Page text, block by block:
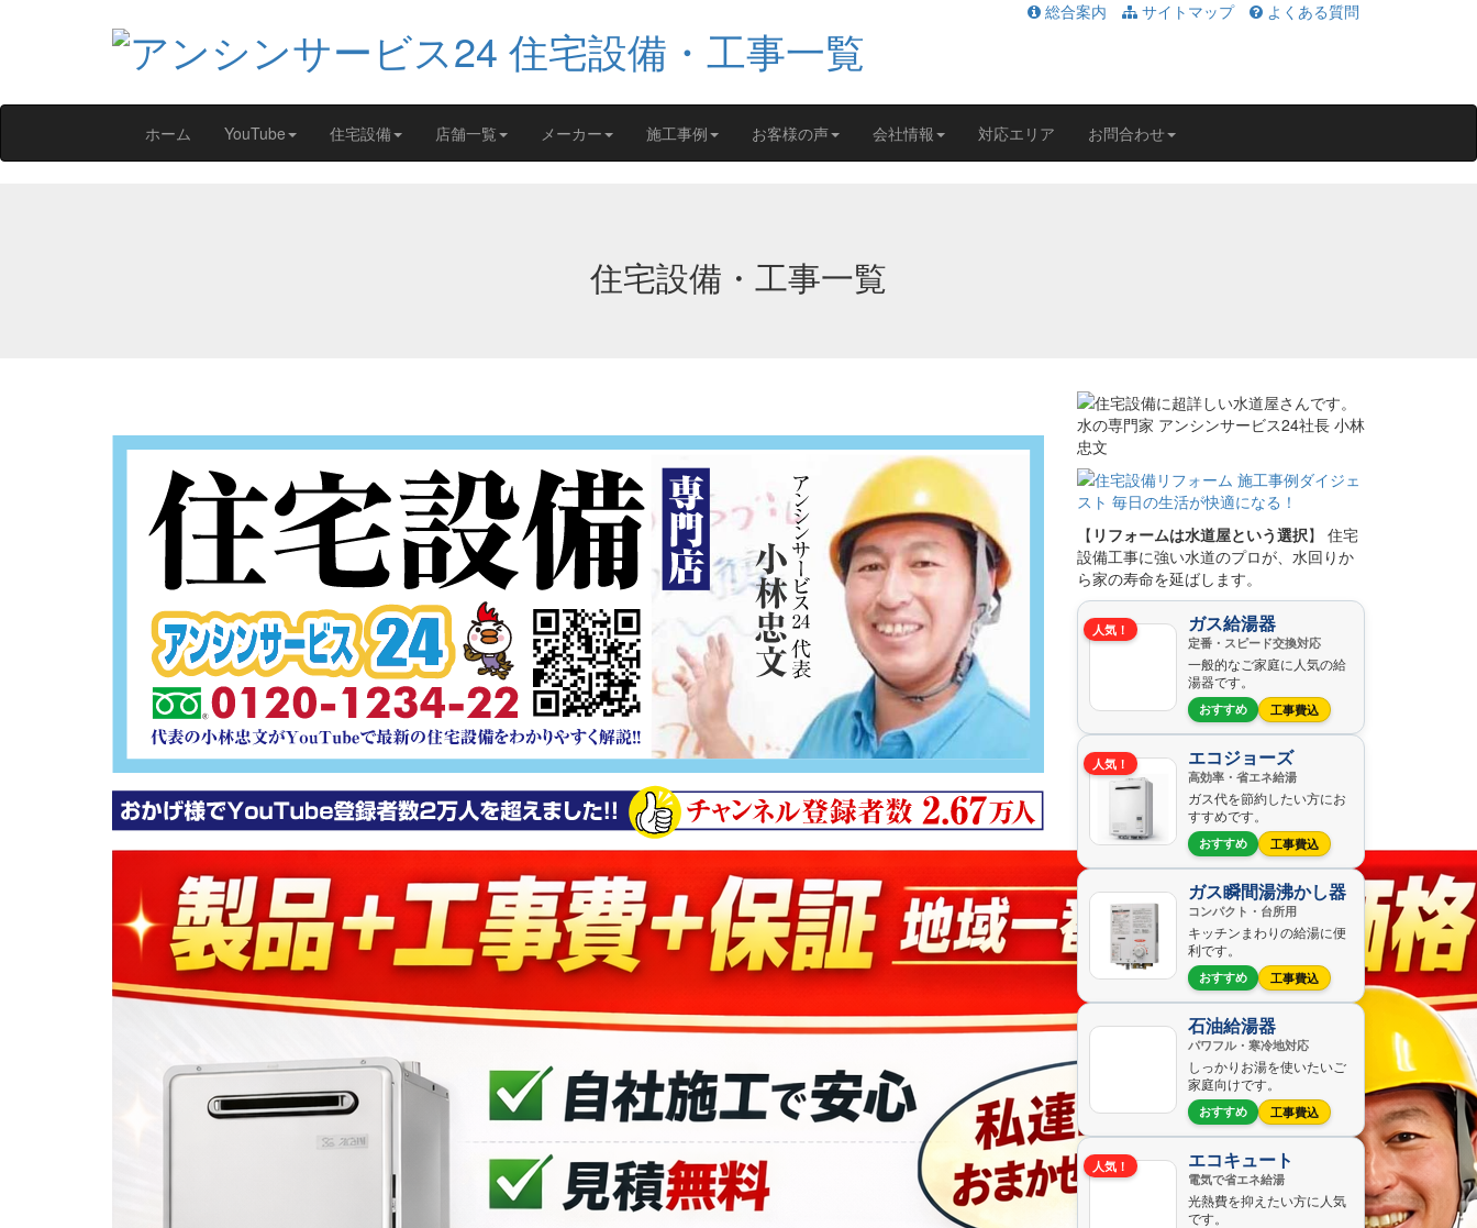
総合案内 サイトマップ よくある質問
ホーム YouTube 住宅設備 店舗一覧 メーカー 施工事例 お客様の声 会社情報 対応エリア お問合わせ
住宅設備・工事一覧
【 リフォームは水道屋という選択】 住宅
設備工事に強い水道のプロが、水回りか
ら家の寿命を延ばします。
人気！ ガス給湯器
定番・スピード交換対応
一般的なご家庭に人気の給
湯器です。
おすすめ 工事費込
人気！ エコジョーズ
高効率・省エネ給湯
ガス代を節約したい方にお
すすめです。
おすすめ 工事費込
ガス瞬間湯沸かし器
コンパクト・台所用
キッチンまわりの給湯に便
利です。
おすすめ 工事費込
石油給湯器
パワフル・寒冷地対応
しっかりお湯を使いたいご
家庭向けです。
おすすめ 工事費込
人気！ エコキュート
電気で省エネ給湯
光熱費を抑えたい方に人気
です。